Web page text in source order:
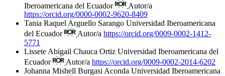
Iberoamericana del Ecuador
Autor/a
https://orcid.org/0000-0002-9620-8409
Tania Raquel Arguello Sarango Universidad Iberoamericana
del Ecuador
Autor/ahttps://orcid.org/0009-0002-1412-
5771
Lissete Abigail Chauca Ortiz Universidad Iberoamericana del
Ecuador
Autor/ahttps://orcid.org/0009-0002-2014-6202
Johanna Mishell Burgasi Aconda Universidad Iberoamericana